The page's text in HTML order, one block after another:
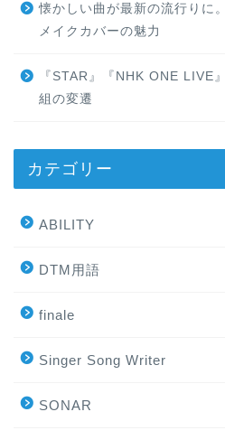
懐かしい曲が最新の流行りに
メイクカバーの魅力
『STAR』『NHK ONE LIVE
組の変遷
カテゴリー
ABILITY
DTM用語
finale
Singer Song Writer
SONAR